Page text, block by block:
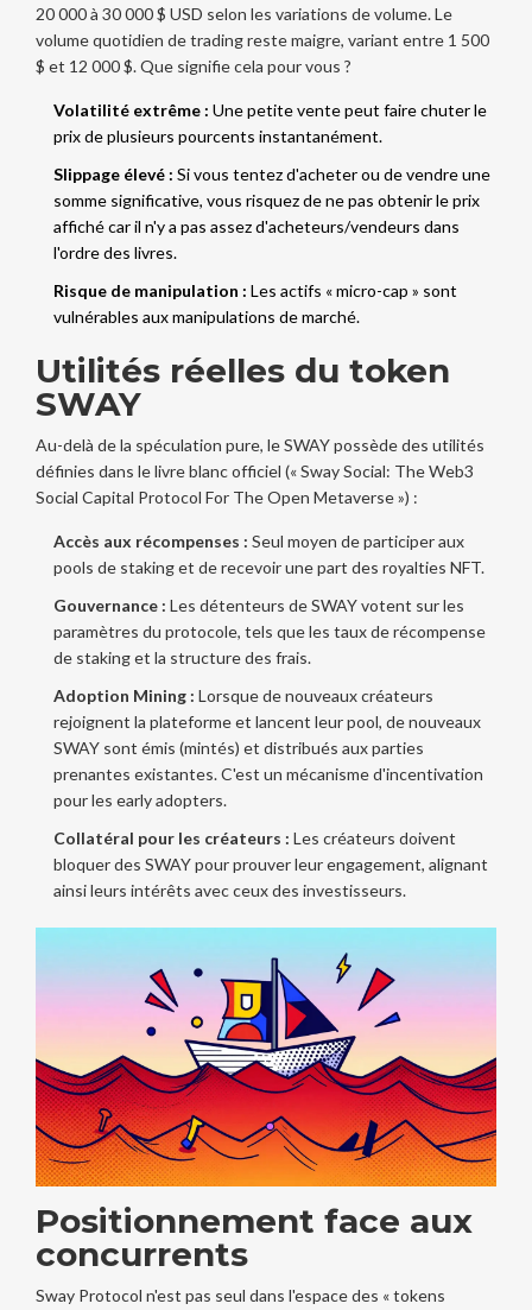
20 000 à 30 000 $ USD selon les variations de volume. Le
volume quotidien de trading reste maigre, variant entre 1 500
$ et 12 000 $. Que signifie cela pour vous ?
Volatilité extrême : Une petite vente peut faire chuter le
prix de plusieurs pourcents instantanément.
Slippage élevé : Si vous tentez d'acheter ou de vendre une
somme significative, vous risquez de ne pas obtenir le prix
affiché car il n'y a pas assez d'acheteurs/vendeurs dans
l'ordre des livres.
Risque de manipulation : Les actifs « micro-cap » sont
vulnérables aux manipulations de marché.
Utilités réelles du token
SWAY
Au-delà de la spéculation pure, le SWAY possède des utilités
définies dans le livre blanc officiel (« Sway Social: The Web3
Social Capital Protocol For The Open Metaverse ») :
Accès aux récompenses : Seul moyen de participer aux
pools de staking et de recevoir une part des royalties NFT.
Gouvernance : Les détenteurs de SWAY votent sur les
paramètres du protocole, tels que les taux de récompense
de staking et la structure des frais.
Adoption Mining : Lorsque de nouveaux créateurs
rejoignent la plateforme et lancent leur pool, de nouveaux
SWAY sont émis (mintés) et distribués aux parties
prenantes existantes. C'est un mécanisme d'incentivation
pour les early adopters.
Collatéral pour les créateurs : Les créateurs doivent
bloquer des SWAY pour prouver leur engagement, alignant
ainsi leurs intérêts avec ceux des investisseurs.
Positionnement face aux
concurrents
Sway Protocol n'est pas seul dans l'espace des « tokens